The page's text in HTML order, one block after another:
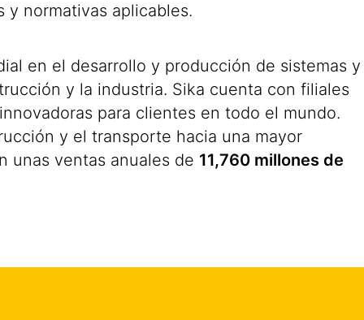
y normativas aplicables.
en el desarrollo y producción de sistemas y
y la industria. Sika cuenta con filiales
para clientes en todo el mundo.
y el transporte hacia una mayor
unas ventas anuales de 11,760 millones de